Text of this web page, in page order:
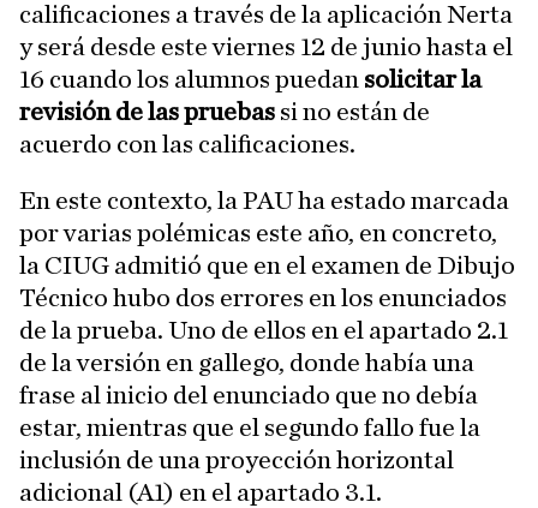
calificaciones a través de la aplicación Nerta
y será desde este viernes 12 de junio hasta el
16 cuando los alumnos puedan solicitar la
revisión de las pruebas si no están de
acuerdo con las calificaciones.
En este contexto, la PAU ha estado marcada
por varias polémicas este año, en concreto,
la CIUG admitió que en el examen de Dibujo
Técnico hubo dos errores en los enunciados
de la prueba. Uno de ellos en el apartado 2.1
de la versión en gallego, donde había una
frase al inicio del enunciado que no debía
estar, mientras que el segundo fallo fue la
inclusión de una proyección horizontal
adicional (A1) en el apartado 3.1.